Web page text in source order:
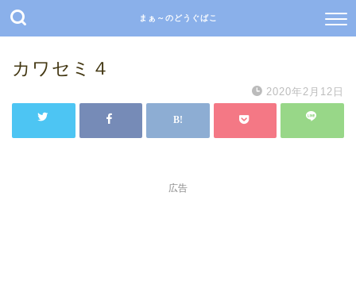
まぁ～のどうぐばこ
カワセミ４
2020年2月12日
広告